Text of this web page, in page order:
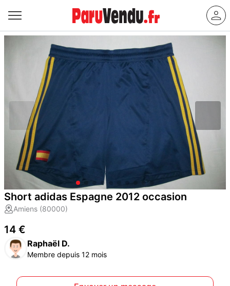
Short adidas Espagne 2012 occasion
Amiens (80000)
14 €
Raphaël D.
Membre depuis 12 mois